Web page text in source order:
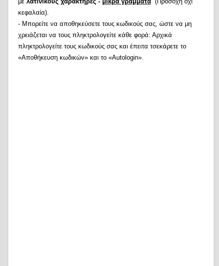
κεφαλαία).
- Μπορείτε να αποθηκεύσετε τους κωδικούς σας, ώστε να μη
χρειάζεται να τους πληκτρολογείτε κάθε φορά: Αρχικά
πληκτρολογείτε τους κωδικούς σας και έπειτα τσεκάρετε το
«Αποθήκευση κωδικών» και το «Autologin».